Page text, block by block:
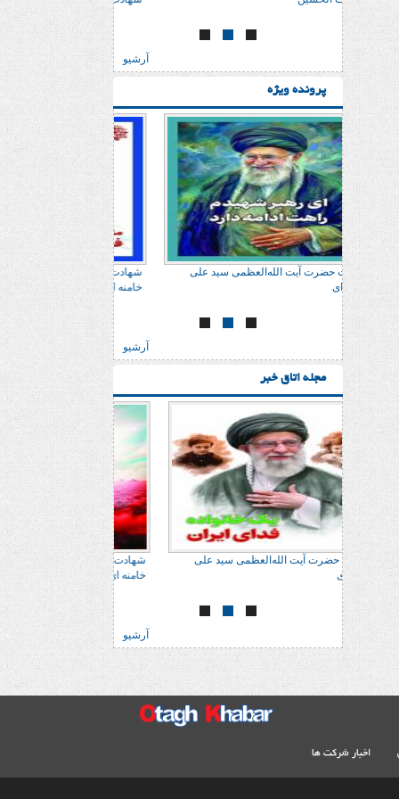
آرشیو
پرونده ویژه
شهادت حضرت آیت الله‌العظمی سید علی
آرشیو
مجله اتاق خبر
شهادت حضرت آیت
خامنه ای
شهادت حضرت آیت الله‌العظمی سید علی
آرشیو
اخبار شرکت ها